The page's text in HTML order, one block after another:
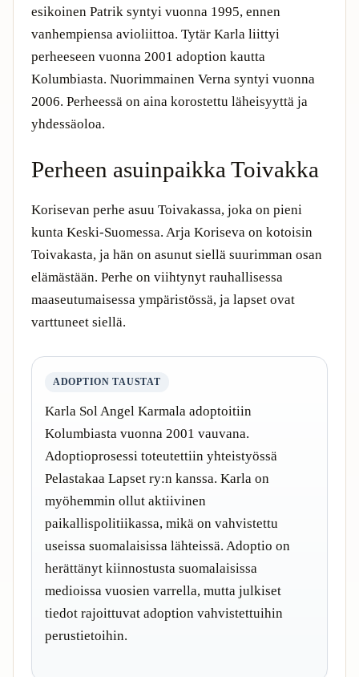
esikoinen Patrik syntyi vuonna 1995, ennen
vanhempiensa avioliittoa. Tytär Karla liittyi
perheeseen vuonna 2001 adoption kautta
Kolumbiasta. Nuorimmainen Verna syntyi vuonna
2006. Perheessä on aina korostettu läheisyyttä ja
yhdessäoloa.
Perheen asuinpaikka Toivakka
Korisevan perhe asuu Toivakassa, joka on pieni
kunta Keski-Suomessa. Arja Koriseva on kotoisin
Toivakasta, ja hän on asunut siellä suurimman osan
elämästään. Perhe on viihtynyt rauhallisessa
maaseutumaisessa ympäristössä, ja lapset ovat
varttuneet siellä.
ADOPTION TAUSTAT
Karla Sol Angel Karmala adoptoitiin
Kolumbiasta vuonna 2001 vauvana.
Adoptioprosessi toteutettiin yhteistyössä
Pelastakaa Lapset ry:n kanssa. Karla on
myöhemmin ollut aktiivinen
paikallispolitiikassa, mikä on vahvistettu
useissa suomalaisissa lähteissä. Adoptio on
herättänyt kiinnostusta suomalaisissa
medioissa vuosien varrella, mutta julkiset
tiedot rajoittuvat adoption vahvistettuihin
perustietoihin.